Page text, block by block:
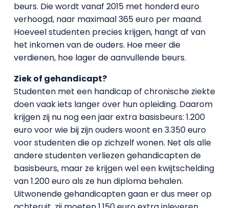
beurs. Die wordt vanaf 2015 met honderd euro
verhoogd, naar maximaal 365 euro per maand.
Hoeveel studenten precies krijgen, hangt af van
het inkomen van de ouders. Hoe meer die
verdienen, hoe lager de aanvullende beurs.
Ziek of gehandicapt?
Studenten met een handicap of chronische ziekte
doen vaak iets langer over hun opleiding. Daarom
krijgen zij nu nog een jaar extra basisbeurs: 1.200
euro voor wie bij zijn ouders woont en 3.350 euro
voor studenten die op zichzelf wonen. Net als alle
andere studenten verliezen gehandicapten de
basisbeurs, maar ze krijgen wel een kwijtschelding
van 1.200 euro als ze hun diploma behalen.
Uitwonende gehandicapten gaan er dus meer op